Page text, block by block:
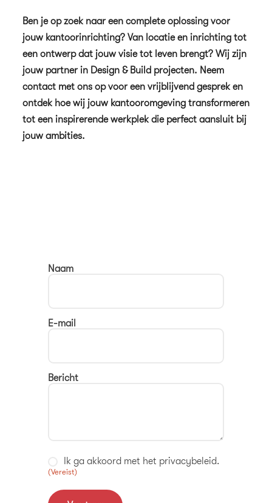
Ben je op zoek naar een complete oplossing voor
jouw kantoorinrichting? Van locatie en inrichting tot
een ontwerp dat jouw visie tot leven brengt? Wij zijn
jouw partner in Design & Build projecten. Neem
contact met ons op voor een vrijblijvend gesprek en
ontdek hoe wij jouw kantooromgeving transformeren
tot een inspirerende werkplek die perfect aansluit bij
jouw ambities.
Naam
E-mail
Bericht
Instemming(Vereist)
Ik ga akkoord met het privacybeleid.
(Vereist)